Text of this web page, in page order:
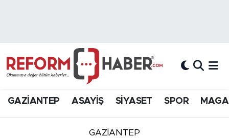
GAZİANTEP ASAYİŞ SİYASET SPOR
GAZIANTEP
Hava Durumu
Süper Lig Puan Durumu ve Fikstür